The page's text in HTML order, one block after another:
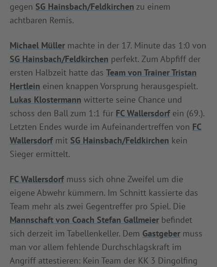
INFOTHEK
gegen SG Hainsbach/Feldkirchen zu einem
achtbaren Remis.
Michael Müller machte in der 17. Minute das 1:0 von
SG Hainsbach/Feldkirchen perfekt. Zum Abpfiff der
ersten Halbzeit hatte das Team von Trainer Tristan
Hertlein einen knappen Vorsprung herausgespielt.
Lukas Klostermann witterte seine Chance und
schoss den Ball zum 1:1 für FC Wallersdorfein (69.).
Letzten Endes wurde im Aufeinandertreffen von FC
Wallersdorfmit SG Hainsbach/Feldkirchen kein
Sieger ermittelt.
FC Wallersdorfmuss sich ohne Zweifel um die
eigene Abwehr kümmern. Im Schnitt kassierte das
Team mehr als zwei Gegentreffer pro Spiel. Die
Mannschaft von Coach Stefan Gallmeier befindet
sich derzeit im Tabellenkeller. Dem Gastgeber muss
man vor allem fehlende Durchschlagskraft im
Angriff attestieren: Kein Team der KK 3 Dingolfing